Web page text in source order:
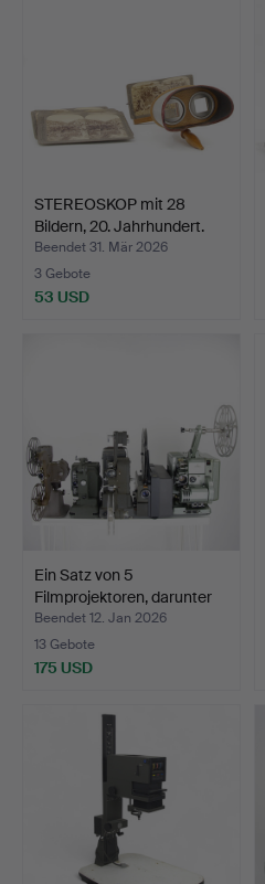
STEREOSKOP mit 28
Bildern, 20. Jahrhundert.
Beendet 31. Mär 2026
3 Gebote
53 USD
Ein Satz von 5
Filmprojektoren, darunter
S…
Beendet 12. Jan 2026
13 Gebote
175 USD